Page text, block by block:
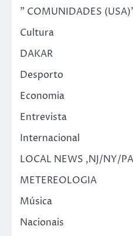
" COMUNIDADES
Cultura
DAKAR
Desporto
Economia
Entrevista
Internacional
LOCAL NEWS ,NJ/NY/
METEREOLOGIA
Música
Nacionais